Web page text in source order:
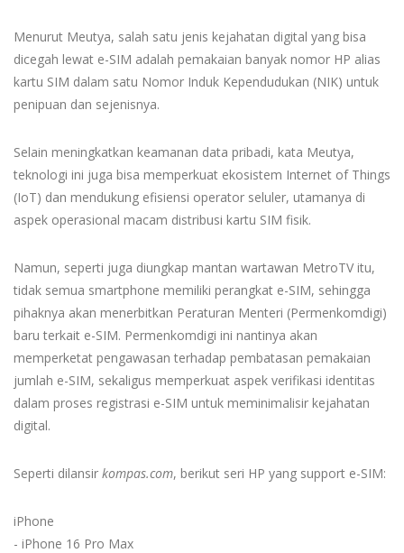
Menurut Meutya, salah satu jenis kejahatan digital yang bisa
dicegah lewat e-SIM adalah pemakaian banyak nomor HP alias
kartu SIM dalam satu Nomor Induk Kependudukan (NIK) untuk
penipuan dan sejenisnya.
Selain meningkatkan keamanan data pribadi, kata Meutya,
teknologi ini juga bisa memperkuat ekosistem Internet of Things
(IoT) dan mendukung efisiensi operator seluler, utamanya di
aspek operasional macam distribusi kartu SIM fisik.
Namun, seperti juga diungkap mantan wartawan MetroTV itu,
tidak semua smartphone memiliki perangkat e-SIM, sehingga
pihaknya akan menerbitkan Peraturan Menteri (Permenkomdigi)
baru terkait e-SIM. Permenkomdigi ini nantinya akan
memperketat pengawasan terhadap pembatasan pemakaian
jumlah e-SIM, sekaligus memperkuat aspek verifikasi identitas
dalam proses registrasi e-SIM untuk meminimalisir kejahatan
digital.
Seperti dilansir kompas.com, berikut seri HP yang support e-SIM:
iPhone
- iPhone 16 Pro Max